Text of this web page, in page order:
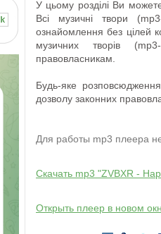
У цьому розділі Ви
Всі
музичні твори (mp3
ознайомлення без цілей
музичних творів
(mp3-
правовласникам
Будь-яке розповсюдження
дозволу законних
Для работы mp3 плеера
Скачать mp3 "ZVBXR -
Открыть плеер в новом